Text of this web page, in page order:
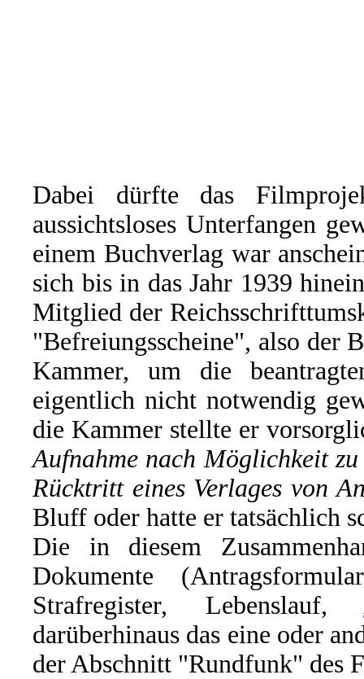
Dabei dürfte das
aussichtsloses Unterfangen
einem Buchverlag war
sich bis in das Jahr 1939
Mitglied der
"Befreiungsscheine", also der
Kammer, um die
eigentlich nicht notwendig
die Kammer stellte er
Aufnahme nach Möglichkeit
Rücktritt eines Verlages von
Bluff oder hatte er tatsächlich
Die in diesem
Dokumente
Strafregister, Lebenslauf,
darüberhinaus das eine oder
der Abschnitt "Rundfunk" des